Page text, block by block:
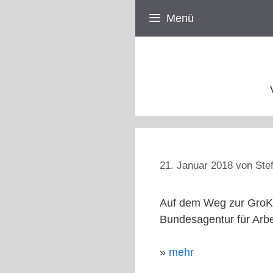
Menü
21. Januar 2018 von
Auf dem Weg zur
Bundesagentur für
» mehr